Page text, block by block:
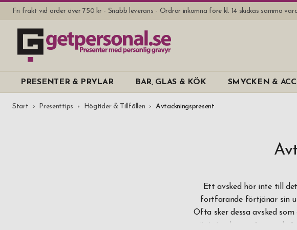
Fri frakt vid order över 750 kr - Snabb leverans - Ordrar inkomna före kl. 14 skickas samma
PRESENTER & PRYLAR BAR, GLAS & KÖK SMYCKEN &
Start Presenttips Högtider & Tillfällen Avtackningspresent
Ett avsked hör inte till
fortfarande förtjänar sin
Ofta sker dessa avsked